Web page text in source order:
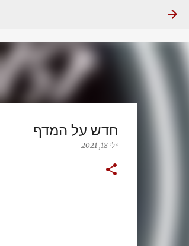
חדש על המדף
יולי 18, 2021